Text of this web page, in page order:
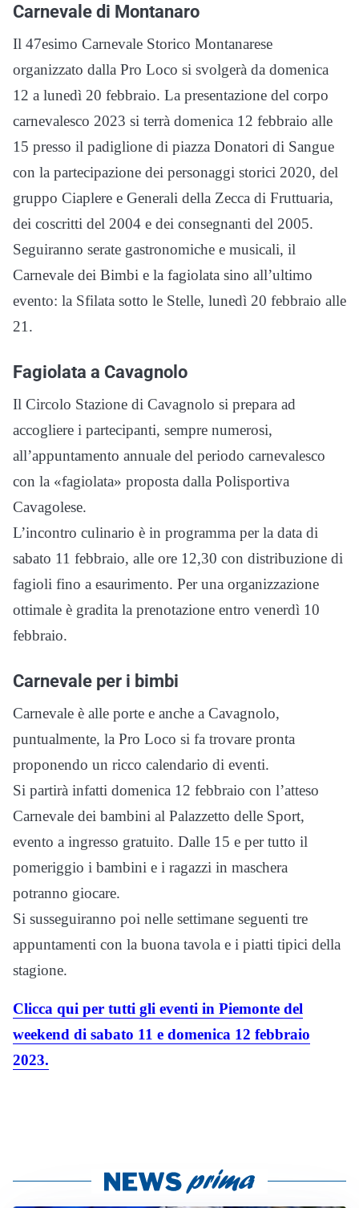
Carnevale di Montanaro
Il 47esimo Carnevale Storico Montanarese
organizzato dalla Pro Loco si svolgerà da domenica
12 a lunedì 20 febbraio. La presentazione del corpo
carnevalesco 2023 si terrà domenica 12 febbraio alle
15 presso il padiglione di piazza Donatori di Sangue
con la partecipazione dei personaggi storici 2020, del
gruppo Ciaplere e Generali della Zecca di Fruttuaria,
dei coscritti del 2004 e dei consegnanti del 2005.
Seguiranno serate gastronomiche e musicali, il
Carnevale dei Bimbi e la fagiolata sino all’ultimo
evento: la Sfilata sotto le Stelle, lunedì 20 febbraio alle
21.
Fagiolata a Cavagnolo
Il Circolo Stazione di Cavagnolo si prepara ad
accogliere i partecipanti, sempre numerosi,
all’appuntamento annuale del periodo carnevalesco
con la «fagiolata» proposta dalla Polisportiva
Cavagolese.
L’incontro culinario è in programma per la data di
sabato 11 febbraio, alle ore 12,30 con distribuzione di
fagioli fino a esaurimento. Per una organizzazione
ottimale è gradita la prenotazione entro venerdì 10
febbraio.
Carnevale per i bimbi
Carnevale è alle porte e anche a Cavagnolo,
puntualmente, la Pro Loco si fa trovare pronta
proponendo un ricco calendario di eventi.
Si partirà infatti domenica 12 febbraio con l’atteso
Carnevale dei bambini al Palazzetto delle Sport,
evento a ingresso gratuito. Dalle 15 e per tutto il
pomeriggio i bambini e i ragazzi in maschera
potranno giocare.
Si susseguiranno poi nelle settimane seguenti tre
appuntamenti con la buona tavola e i piatti tipici della
stagione.
Clicca qui per tutti gli eventi in Piemonte del
weekend di sabato 11 e domenica 12 febbraio
2023.